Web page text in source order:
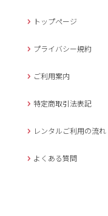
返信させていただき
年末年始、大型連
メールでのお問い合
トップページ
プライバシー規約
ご利用案内
特定商取引法表記
レンタルご利用の流れ
よくある質問